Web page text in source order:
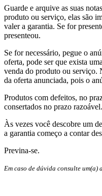
Guarde e arquive as suas
produto ou serviço, elas são
valer a garantia. Se for
presenteou.
Se for necessário, pegue o
oferta, pode ser que exista
venda do produto ou serviço.
da oferta anunciada, pois o
Produtos com defeitos, no
consertados no prazo razoável.
Às vezes você descobre um
a garantia começo a contar
Previna-se.
Em caso de dúvida consulte um(a)